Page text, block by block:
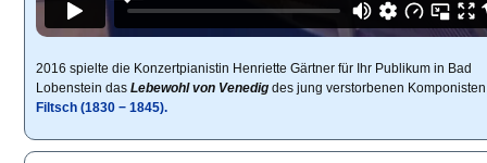
2016 spielte die Konzertpianistin Henriette Gärtner für Ihr Publikum in Bad
Lobenstein dasLebewohl von Venedig des jung verstorbenen
Filtsch (1830 − 1845).